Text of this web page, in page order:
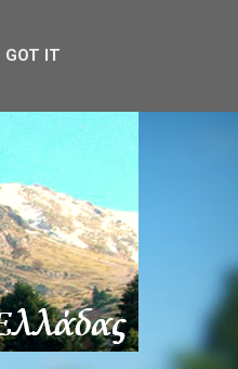
GOT IT